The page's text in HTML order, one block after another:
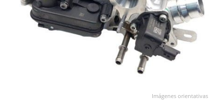
Imágenes orientativas